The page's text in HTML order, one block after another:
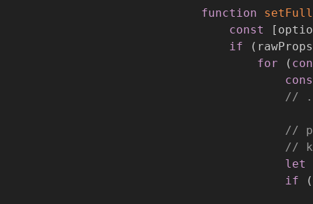
function
const
[
if
( rawProps
for
(
//
//
//
let
if
(